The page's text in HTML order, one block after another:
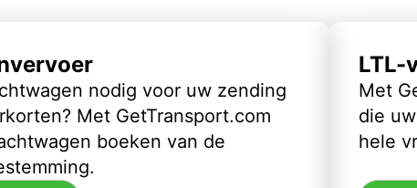
nodig voor uw zending
Met GetTransport.com
boeken van de
LTL-
Met
die
hele